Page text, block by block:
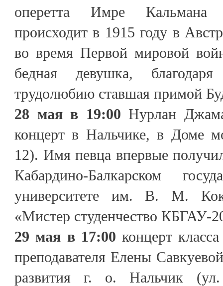
оперетта Имре Кальмана
происходит в 1915 году в
во время Первой мировой
бедная девушка,
трудолюбию ставшая примой
28 мая в 19:00 Нурлан
концерт в Нальчике, в Доме
12). Имя певца впервые
Кабардино-Балкарском
университете им. В. М.
«Мистер студенчество КБГАУ-
29 мая в 17:00 концерт
преподавателя Елены
развития г. о. Нальчик